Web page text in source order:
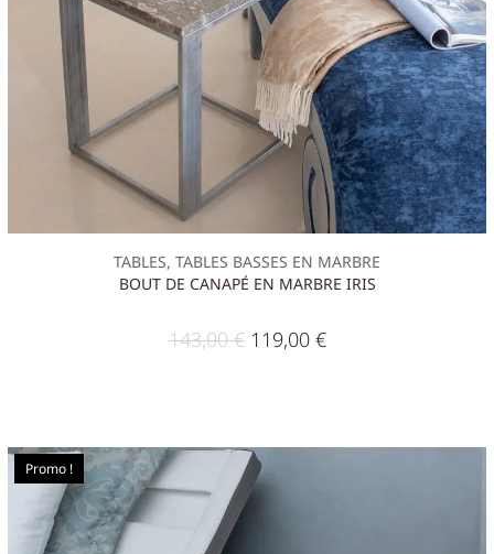
TABLES, TABLES BASSES EN MARBRE
BOUT DE CANAPÉ EN MARBRE IRIS
143,00€ 119,00 €
Promo !